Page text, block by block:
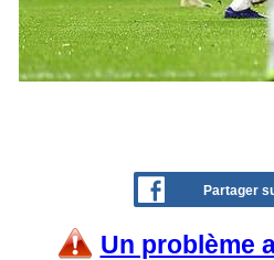
Partager
Un problème